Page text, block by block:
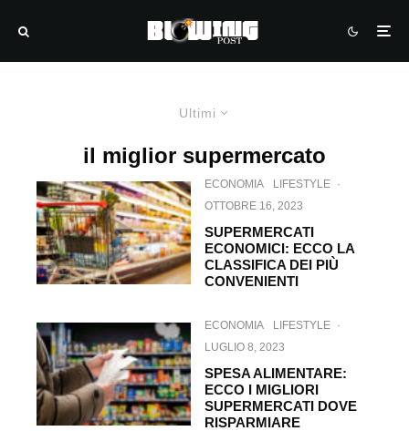
Ultimi
il miglior supermercato
ECONOMIA LIFESTYLE ·
OTTOBRE 16, 2023
SUPERMERCATI
ECONOMICI: ECCO LA
CLASSIFICA DEI PIÙ
CONVENIENTI
ECONOMIA LIFESTYLE ·
LUGLIO 8, 2023
SPESA ALIMENTARE:
ECCO I MIGLIORI
SUPERMERCATI DOVE
RISPARMIARE